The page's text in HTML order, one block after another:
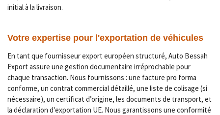
initial à la livraison.
Votre expertise pour l'exportation de véhicules
En tant que fournisseur export européen structuré, Auto Bessah
Export assure une gestion documentaire irréprochable pour
chaque transaction. Nous fournissons : une facture pro forma
conforme, un contrat commercial détaillé, une liste de colisage (si
nécessaire), un certificat d’origine, les documents de transport, et
la déclaration d'exportation UE. Nous garantissons une conformité